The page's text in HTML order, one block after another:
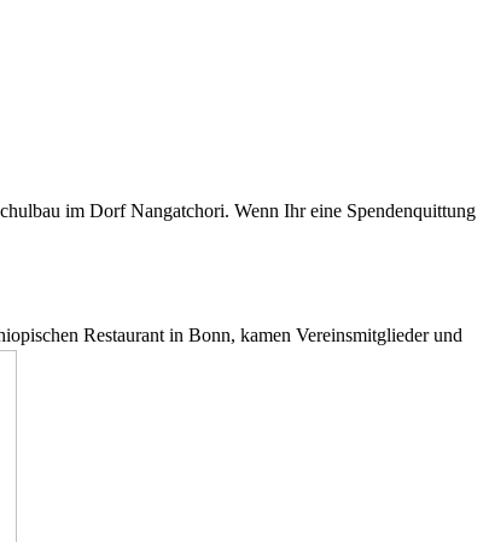
im Dorf Nangatchori. Wenn Ihr eine Spendenquittung
Restaurant in Bonn, kamen Vereinsmitglieder und